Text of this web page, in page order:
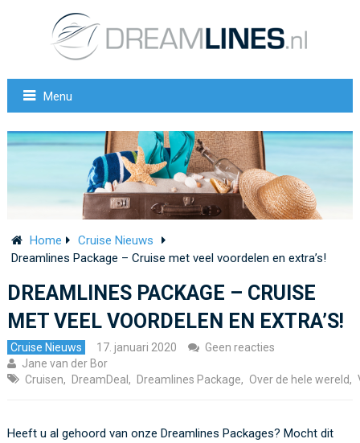
Menu
Home
Cruise Nieuws
Dreamlines Package – Cruise met veel voordelen en extra’s!
DREAMLINES PACKAGE – CRUISE
MET VEEL VOORDELEN EN EXTRA’S!
Cruise Nieuws 17. januari 2020
Geen reacties
Jane van der Bor
Cruisen, DreamDeal , Dreamlines Package, Over de hele wereld,
Heeft u al gehoord van onze Dreamlines Packages? Mocht dit